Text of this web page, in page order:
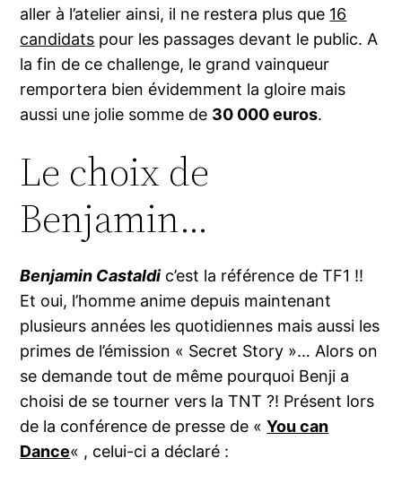
aller à l’atelier ainsi, il ne restera plus que 16
candidats pour les passages devant le public. A
la fin de ce challenge, le grand vainqueur
remportera bien évidemment la gloire mais
aussi une jolie somme de 30 000 euros.
Le choix de
Benjamin…
Benjamin Castaldi c’est la référence de TF1 !!
Et oui, l’homme anime depuis maintenant
plusieurs années les quotidiennes mais aussi les
primes de l’émission « Secret Story »… Alors on
se demande tout de même pourquoi Benji a
choisi de se tourner vers la TNT ?! Présent lors
de la conférence de presse de «You can
Dance« , celui-ci a déclaré :